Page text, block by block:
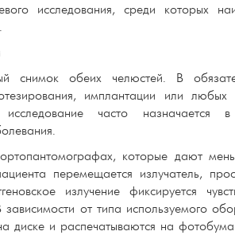
исследования, среди которых
снимок обеих челюстей. В
имплантации или любых
часто назначается
которые дают
перемещается излучатель,
излучение фиксируется
от типа используемого
диске и распечатываются на